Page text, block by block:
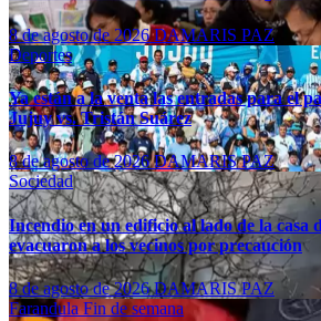
8 de agosto de 2026DAMARIS PAZ
Deportes
Ya están a la venta las entradas para el
Jujuy vs. Tristán Suárez
8 de agosto de 2026DAMARIS PAZ
Sociedad
Incendio en un edificio al lado de la
evacuaron a los vecinos por precaución
8 de agosto de 2026DAMARIS PAZ
FarandulaFin de semana